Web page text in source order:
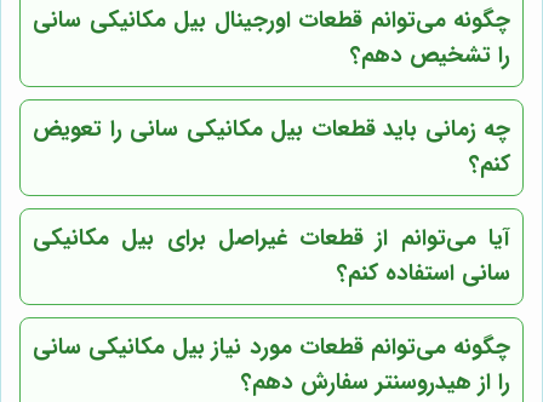
چگونه می‌توانم قطعات اورجینال بیل مکانیکی سانی
را تشخیص دهم؟
چه زمانی باید قطعات بیل مکانیکی سانی را تعویض
کنم؟
آیا می‌توانم از قطعات غیراصل برای بیل مکانیکی
سانی استفاده کنم؟
چگونه می‌توانم قطعات مورد نیاز بیل مکانیکی سانی
را از هیدروسنتر سفارش دهم؟